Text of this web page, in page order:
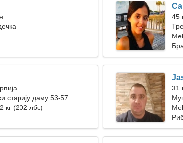
45
старију даму 53-57
кг (202 лбс)
31